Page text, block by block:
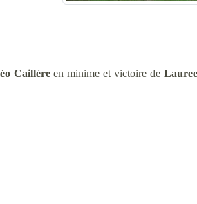
Caillèreen minime et victoire de